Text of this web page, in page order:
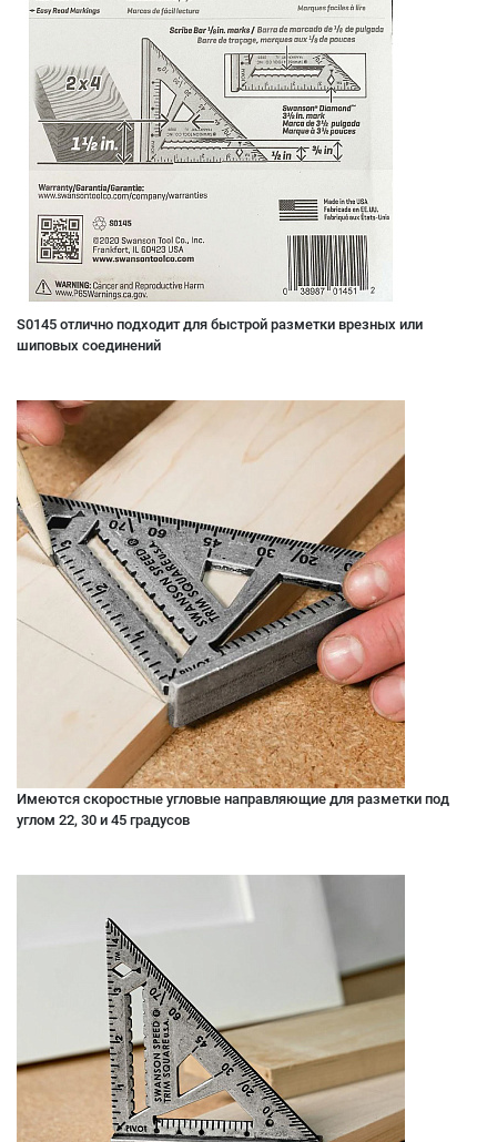
S0145 отлично подходит для быстрой разметки врезных или
шиповых соединений
Имеются скоростные угловые направляющие для разметки под
углом 22, 30 и 45 градусов